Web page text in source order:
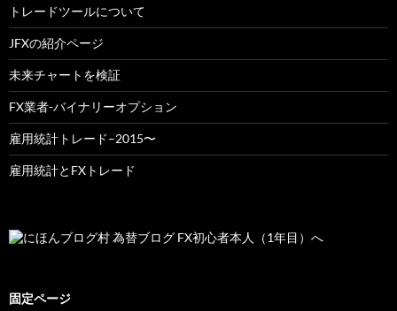
トレードツールについて
JFXの紹介ページ
未来チャートを検証
FX業者-バイナリーオプション
雇用統計トレード–2015〜
雇用統計とFXトレード
固定ページ